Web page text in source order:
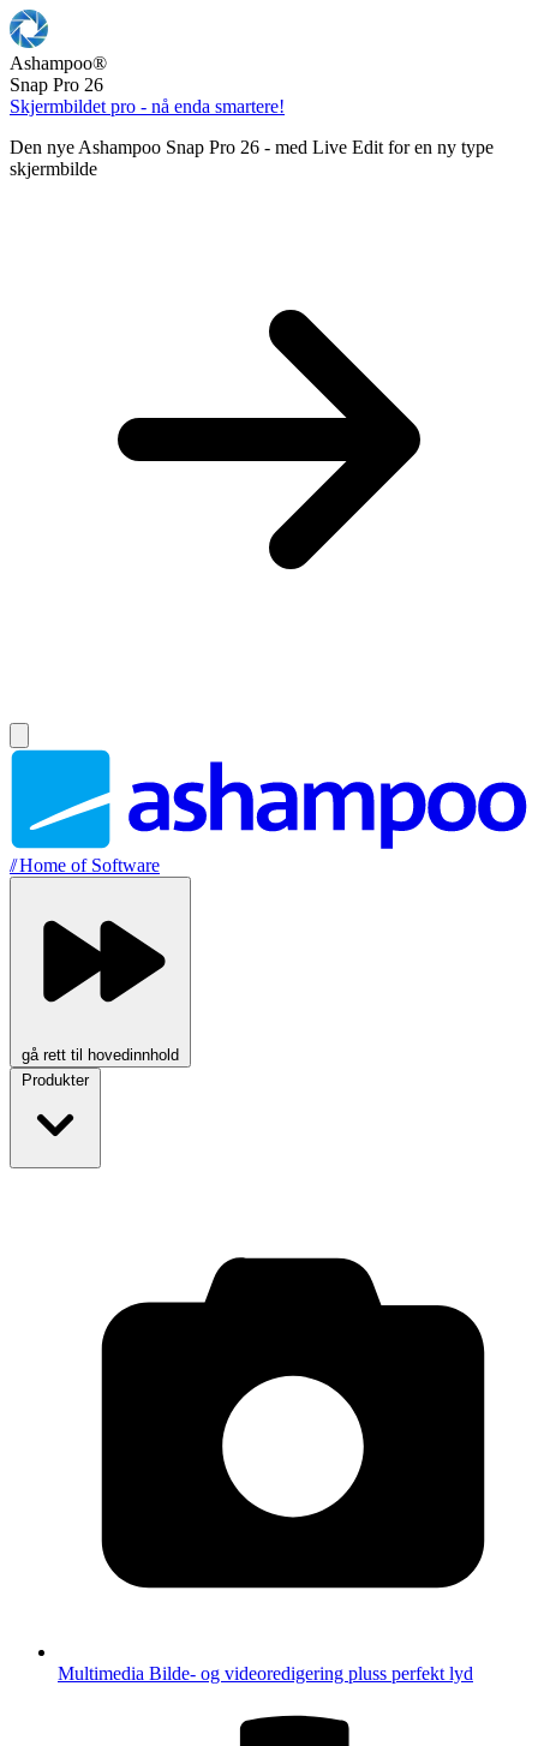
Ashampoo®
Snap Pro 26
Skjermbildet pro - nå enda smartere!
Den nye Ashampoo Snap Pro 26 - med Live Edit for en ny type
skjermbilde
//Home of Software
gå rett til hovedinnhold
Produkter
Multimedia Bilde- og videoredigering pluss perfekt lyd